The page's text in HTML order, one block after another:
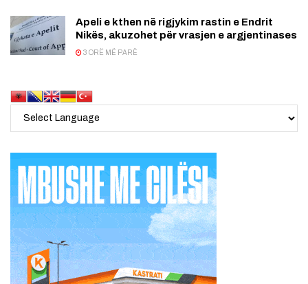
Apeli e kthen në rigjykim rastin e Endrit
Nikës, akuzohet për vrasjen e argjentinases
3 ORË MË PARË